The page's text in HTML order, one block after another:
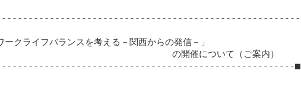
ークライフバランスを考える－関西からの発信－」
■